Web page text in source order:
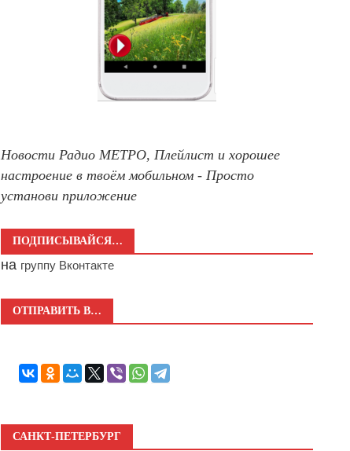
Новости Радио МЕТРО, Плейлист и хорошее
настроение в твоём мобильном - Просто
установи приложение
ПОДПИСЫВАЙСЯ…
на группу Вконтакте
ОТПРАВИТЬ В…
САНКТ-ПЕТЕРБУРГ